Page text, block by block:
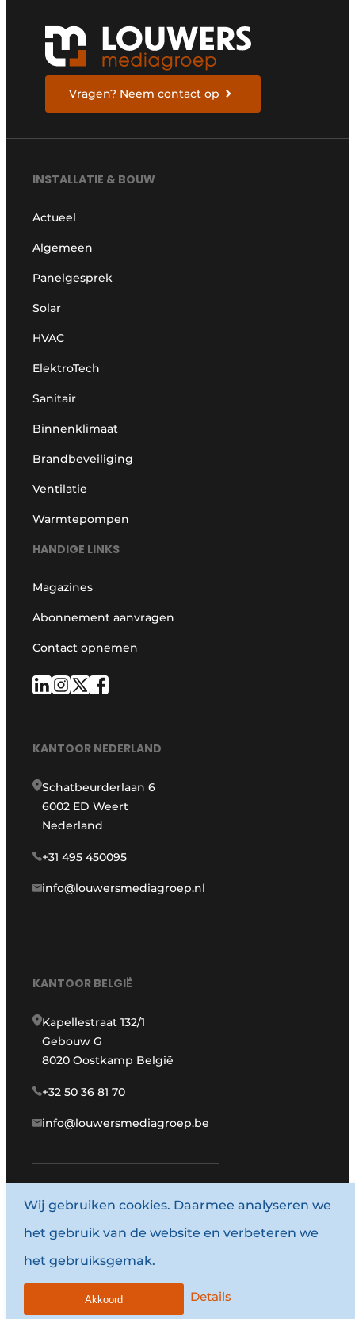
Vragen? Neem contact op
INSTALLATIE & BOUW
Actueel
Algemeen
Panelgesprek
Solar
HVAC
ElektroTech
Sanitair
Binnenklimaat
Brandbeveiliging
Ventilatie
Warmtepompen
HANDIGE LINKS
Magazines
Abonnement aanvragen
Contact opnemen
KANTOOR NEDERLAND
Schatbeurderlaan 6
6002 ED Weert
Nederland
+31 495 450095
info@louwersmediagroep.nl
KANTOOR BELGIË
Kapellestraat 132/1
Gebouw G
8020 Oostkamp België
+32 50 36 81 70
info@louwersmediagroep.be
www.louwersmediagroep.com
© 1987 - 2026 Louwersmediagroep.
Algemene voorwaarden
Wij gebruiken cookies. Daarmee analyseren we
het gebruik van de website en verbeteren we
het gebruiksgemak.
Details
Akkoord